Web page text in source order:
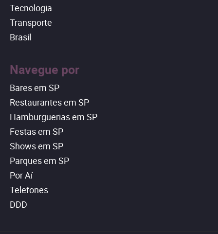
Tecnologia
Transporte
Brasil
Navegue por
Bares em SP
Restaurantes em SP
Hamburguerias em SP
Festas em SP
Shows em SP
Parques em SP
Por Aí
Telefones
DDD